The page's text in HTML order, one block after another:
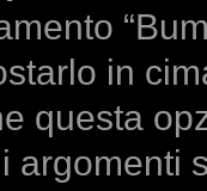
in
questa
argomenti